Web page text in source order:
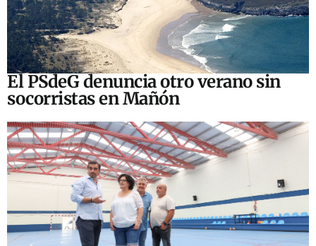
El PSdeG denuncia otro verano sin
socorristas en Mañón